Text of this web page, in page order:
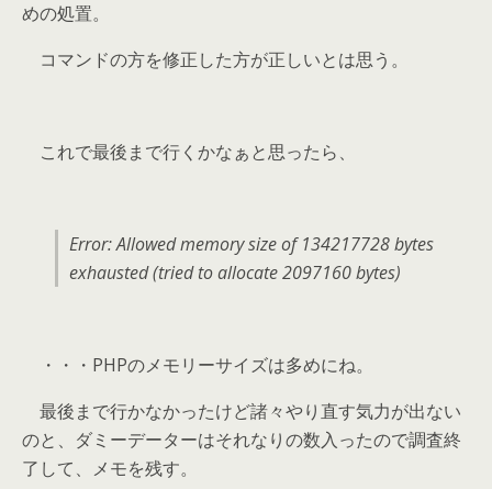
めの処置。
コマンドの方を修正した方が正しいとは思う。
これで最後まで行くかなぁと思ったら、
Error: Allowed memory size of 134217728 bytes
exhausted (tried to allocate 2097160 bytes)
・・・PHPのメモリーサイズは多めにね。
最後まで行かなかったけど諸々やり直す気力が出ない
のと、ダミーデーターはそれなりの数入ったので調査終
了して、メモを残す。